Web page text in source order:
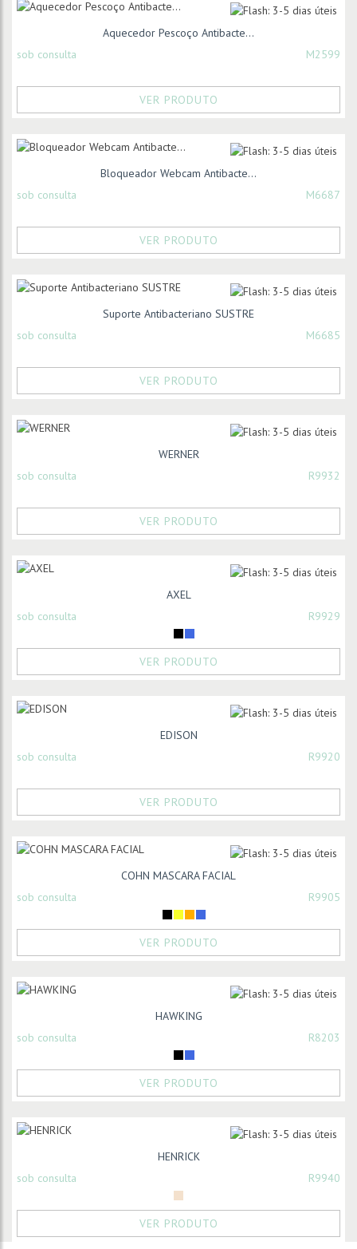
Aquecedor Pescoço Antibacte...
sob consulta
M2599
VER PRODUTO
Bloqueador Webcam Antibacte...
sob consulta
M6687
VER PRODUTO
Suporte Antibacteriano SUSTRE
sob consulta
M6685
VER PRODUTO
WERNER
sob consulta
R9932
VER PRODUTO
AXEL
sob consulta
R9929
VER PRODUTO
EDISON
sob consulta
R9920
VER PRODUTO
COHN MASCARA FACIAL
sob consulta
R9905
VER PRODUTO
HAWKING
sob consulta
R8203
VER PRODUTO
HENRICK
sob consulta
R9940
VER PRODUTO